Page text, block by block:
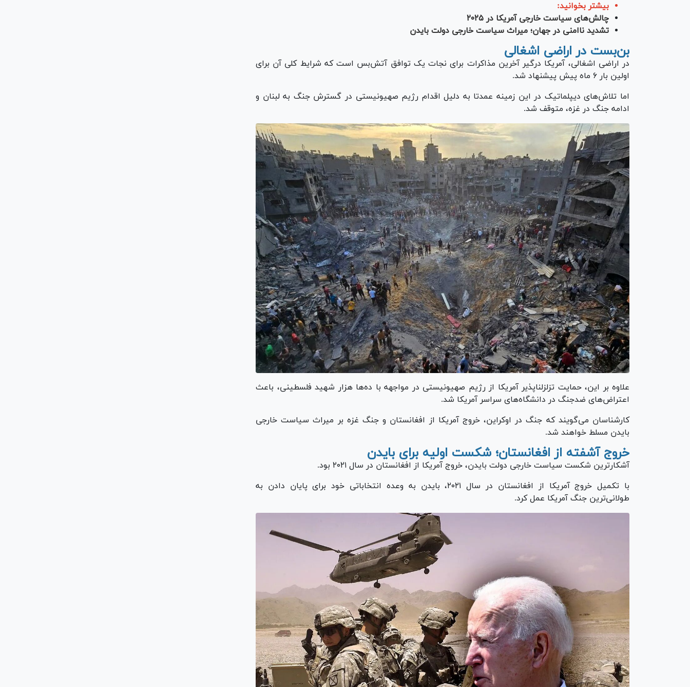
بیشتر بخوانید:
چالش‌های سیاست خارجی آمریکا در ۲۰۲۵
تشدید ناامنی در جهان؛ میراث سیاست خارجی دولت بایدن
بن‌بست در اراضی اشغالی
در اراضی اشغالی، آمریکا درگیر آخرین مذاکرات برای نجات یک توافق آتش‌بس است که شرایط کلی آن برای
اولین بار ۶ ماه پیش پیشنهاد شد.
اما تلاش‌های دیپلماتیک در این زمینه عمدتا به دلیل اقدام رژیم صهیونیستی در گسترش جنگ به لبنان و
ادامه جنگ در غزه، متوقف شد.
علاوه بر این، حمایت تزلزل‎ناپذیر آمریکا از رژیم صهیونیستی در مواجهه با ده‌ها هزار شهید فلسطینی، باعث
اعتراض‌های ضدجنگ در دانشگاه‌های سراسر آمریکا شد.
کارشناسان می‌گویند که جنگ در اوکراین، خروج آمریکا از افغانستان و جنگ غزه بر میراث سیاست خارجی
بایدن مسلط خواهند شد.
خروج آشفته از افغانستان؛ شکست اولیه برای بایدن
آشکارترین شکست سیاست خارجی دولت بایدن، خروج آمریکا از افغانستان در سال ۲۰۲۱ بود.
با تکمیل خروج آمریکا از افغانستان در سال ۲۰۲۱، بایدن به وعده انتخاباتی خود برای پایان دادن به
طولانی‌ترین جنگ آمریکا عمل کرد.